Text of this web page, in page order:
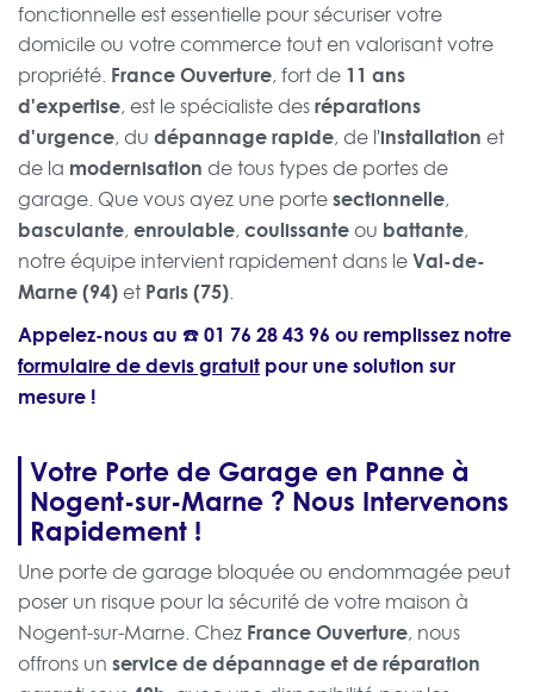
fonctionnelle est essentielle pour sécuriser votre
domicile ou votre commerce tout en valorisant votre
propriété. France Ouverture, fort de 11 ans
d'expertise, est le spécialiste desréparations
d'urgence, du dépannage rapide, de l'installation et
de la modernisation de tous types de portes de
garage. Que vous ayez une portesectionnelle,
basculante, enroulable, coulissanteou battante,
notre équipe intervient rapidement dans leVal-de-
Marne (94) et Paris (75).
Appelez-nous au ☎️01 76 28 43 96 ou remplissez notre
formulaire de devis gratuit pour une solution sur
mesure !
Votre Porte de Garage en Panne à
Nogent-sur-Marne ? Nous Intervenons
Rapidement !
Une porte de garage bloquée ou endommagée peut
poser un risque pour la sécurité de votre maison à
Nogent-sur-Marne. Chez France Ouverture, nous
offrons un service de dépannage et de réparation